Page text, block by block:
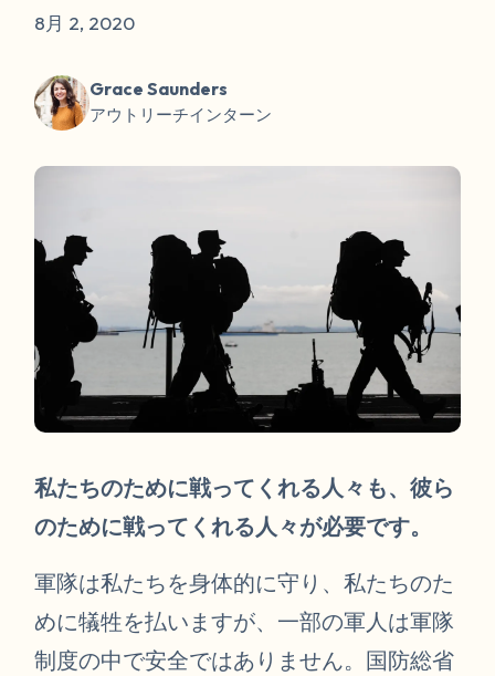
8月 2, 2020
Grace Saunders
アウトリーチインターン
私たちのために戦ってくれる人々も、彼ら
のために戦ってくれる人々が必要です。
軍隊は私たちを身体的に守り、私たちのた
めに犠牲を払いますが、一部の軍人は軍隊
制度の中で安全ではありません。国防総省